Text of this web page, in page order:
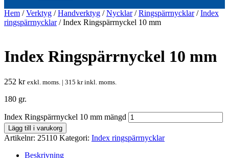
Hem /Verktyg /Handverktyg /Nycklar/Ringspärrnycklar/Index
ringspärrnycklar/ Index Ringspärrnyckel 10 mm
Index Ringspärrnyckel 10 mm
252 kr exkl. moms. | 315 krinkl. moms.
180 gr.
Index Ringspärrnyckel 10 mm mängd
Lägg till i varukorg
Artikelnr: 25110 Kategori: Index ringspärrnycklar
Beskrivning